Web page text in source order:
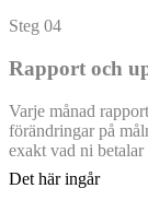
Steg 04
Rapport och
Varje månad
förändringar på
exakt vad ni betalar
Det här ingår